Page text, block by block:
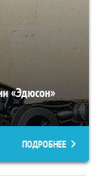
«Эдюсон»
ПОДРОБНЕЕ